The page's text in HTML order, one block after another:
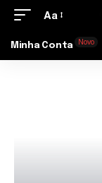
Aa
Minha Conta Novo